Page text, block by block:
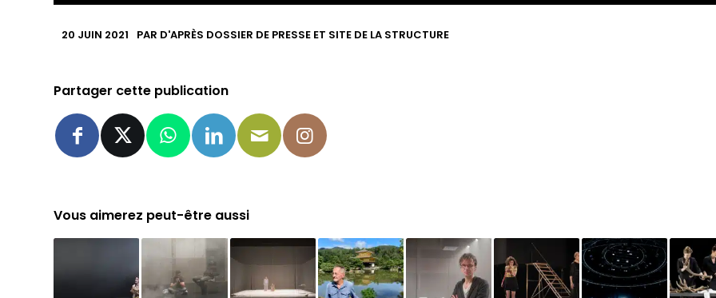
20 JUIN 2021 PAR D'APRÈS DOSSIER DE PRESSE ET SITE DE LA STRUCTURE
Partager cette publication
Vous aimerez peut-être aussi